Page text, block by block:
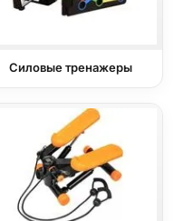
Силовые тренажеры